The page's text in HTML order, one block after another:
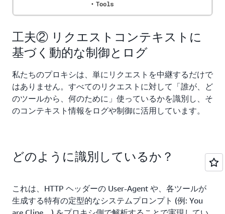
工夫② リクエストコンテキストに
基づく動的な制御とログ
私たちのプロキシは、単にリクエストを中継するだけで
はありません。すべてのリクエストに対して「誰が、ど
のツールから、何のために」使っているかを識別し、そ
のコンテキスト情報をログや制御に活用しています。
どのように識別しているか？
これは、HTTP ヘッダーの User-Agent や、各ツールが
生成する特有の定型的なシステムプロンプト (例: You